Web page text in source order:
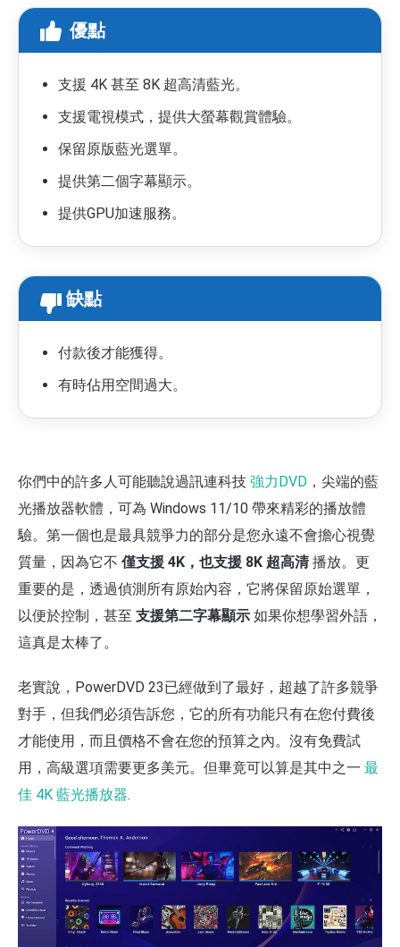
優點
支援 4K 甚至 8K 超高清藍光。
支援電視模式，提供大螢幕觀賞體驗。
保留原版藍光選單。
提供第二個字幕顯示。
提供GPU加速服務。
缺點
付款後才能獲得。
有時佔用空間過大。
你們中的許多人可能聽說過訊連科技 強力DVD ，尖端的藍
光播放器軟體，可為 Windows 11/10 帶來精彩的播放體
驗。第一個也是最具競爭力的部分是您永遠不會擔心視覺
質量，因為它不 僅支援 4K，也支援 8K 超高清播放。更
重要的是，透過偵測所有原始內容，它將保留原始選單，
以便於控制，甚至 支援第二字幕顯示 如果你想學習外語，
這真是太棒了。
老實說，PowerDVD 23已經做到了最好，超越了許多競爭
對手，但我們必須告訴您，它的所有功能只有在您付費後
才能使用，而且價格不會在您的預算之內。沒有免費試
用，高級選項需要更多美元。但畢竟可以算是其中之一 最
佳 4K 藍光播放器.